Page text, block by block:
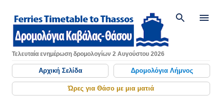
Μετάβαση στο κύριο περιεχόμενο
Τελευταία ενημέρωση δρομολογίων 2 Αυγούστου 2026
Αρχική Σελίδα Δρομολόγια Λήμνος
Ώρες για Θάσο με μια ματιά